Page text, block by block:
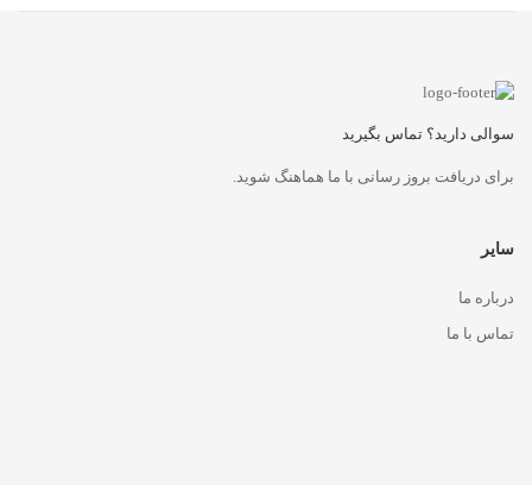
سوالی دارید؟ تماس بگیرید
برای دریافت بروز رسانی با ما هماهنگ شوید.
سایر
درباره ما
تماس با ما